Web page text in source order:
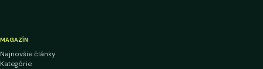
MAGAZÍN
Najnovšie články
Kategórie